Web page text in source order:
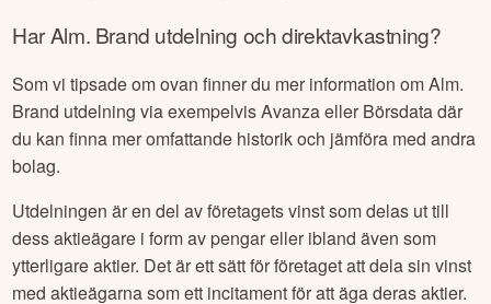
HarAlm. Brand utdelning och direktavkastning?
Som vi tipsade om ovan finner du mer information omAlm.
Brand utdelning via exempelvis Avanza eller Börsdata där
du kan finna mer omfattande historik och jämföra med andra
bolag.
Utdelningen är en del av företagets vinst som delas ut till
dess aktieägare i form av pengar eller ibland även som
ytterligare aktier. Det är ett sätt för företaget att dela sin vinst
med aktieägarna som ett incitament för att äga deras aktier.